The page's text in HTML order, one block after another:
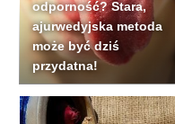
odporność? Stara,
ajurwedyjska metoda
może być dziś
przydatna!